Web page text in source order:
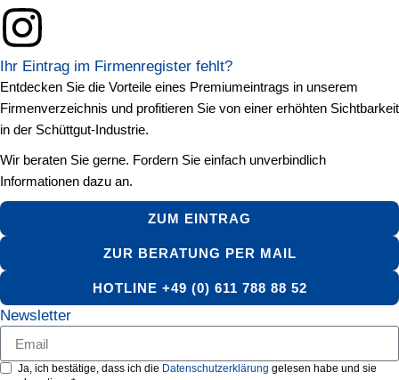
Ihr Eintrag im Firmenregister fehlt?
Entdecken Sie die Vorteile eines Premiumeintrags in unserem
Firmenverzeichnis und profitieren Sie von einer erhöhten Sichtbarkeit
in der Schüttgut-Industrie.
Wir beraten Sie gerne. Fordern Sie einfach unverbindlich
Informationen dazu an.
ZUM EINTRAG
ZUR BERATUNG PER MAIL
HOTLINE +49 (0) 611 788 88 52
Newsletter
Ja, ich bestätige, dass ich die Datenschutzerklärung gelesen habe und sie